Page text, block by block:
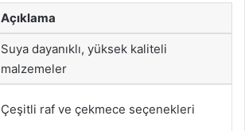
Açıklama
Suya dayanıklı, yüksek kaliteli
malzemeler
Çeşitli raf ve çekmece seçenekleri